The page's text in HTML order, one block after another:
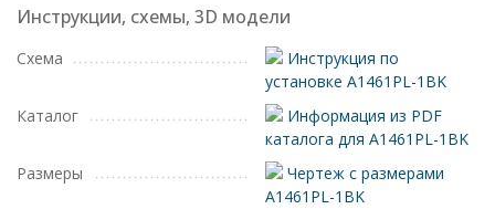
Инструкции, схемы, 3D модели
Схема
Инструкция по
установке A1461PL-1BK
Каталог
Информация из PDF
каталога для A1461PL-1BK
Размеры
Чертеж с размерами
A1461PL-1BK